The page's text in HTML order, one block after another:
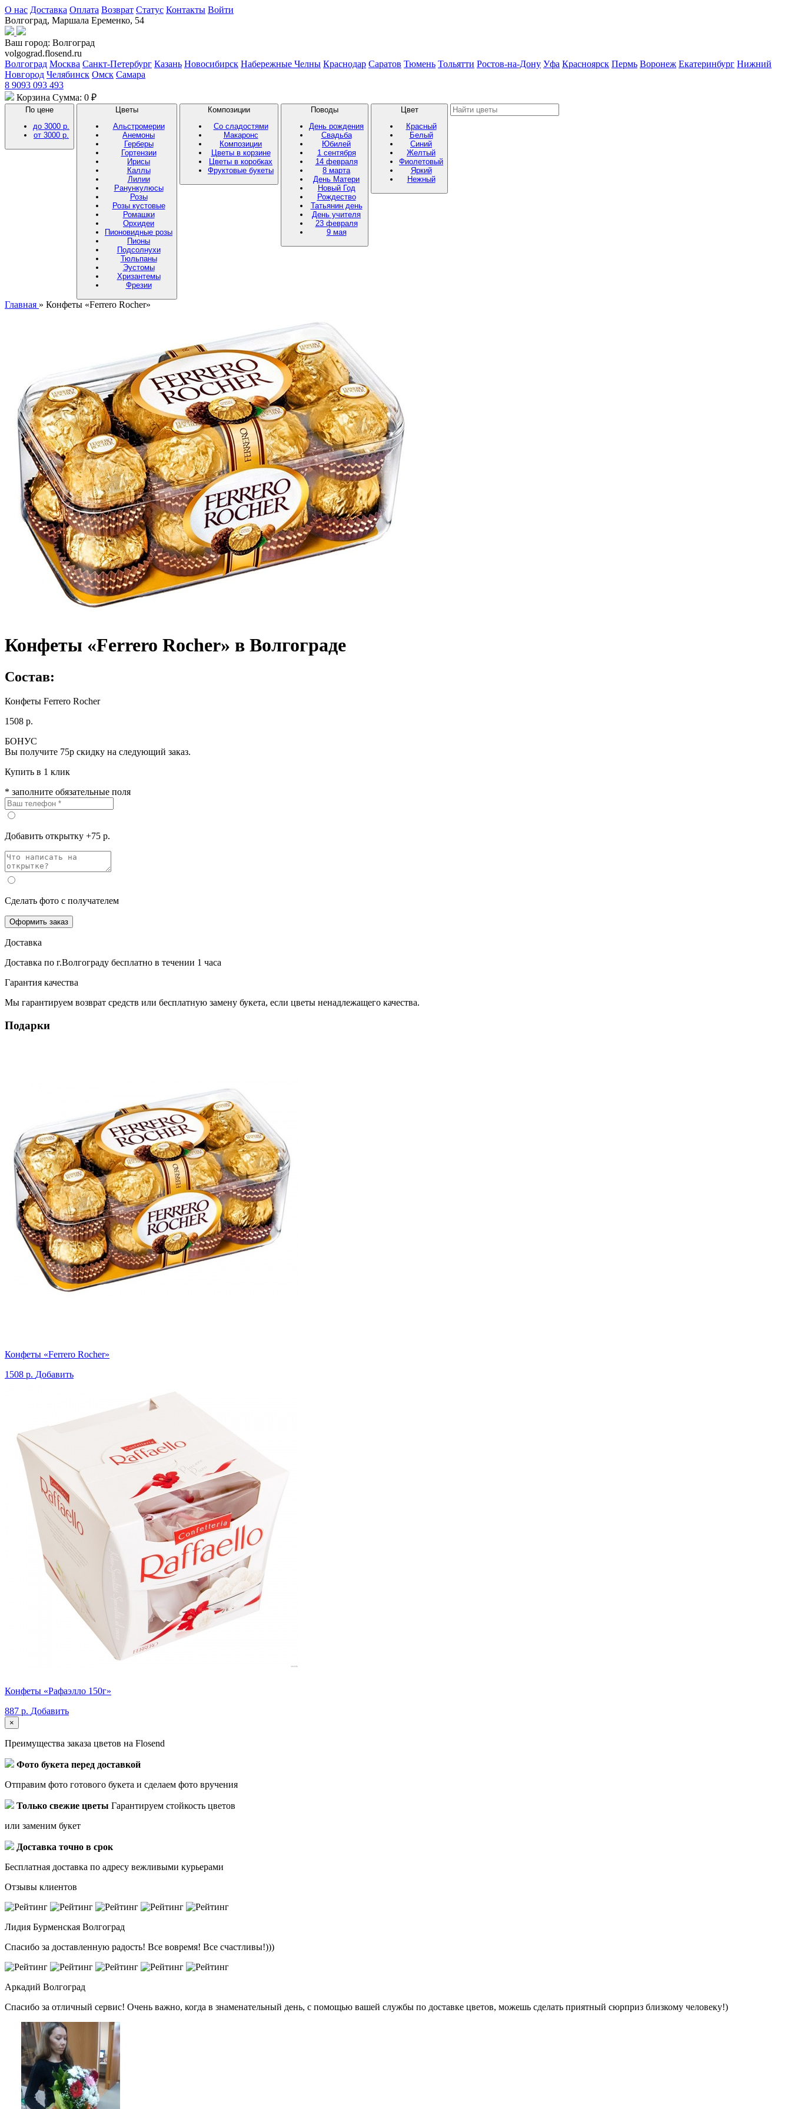
О нас Доставка Оплата Возврат Статус Контакты Войти
Волгоград, Маршала Еременко, 54
Ваш город: Волгоград
volgograd.flosend.ru
Волгоград Москва Санкт-Петербург Казань Новосибирск Набережные Челны Краснодар Саратов Тюмень Тольятти Ростов-на-Дону Уфа Красноярск Пермь Воронеж Екатеринбург Нижний
Новгород Челябинск Омск Самара
8 9093 093 493
Корзина Сумма: 0 ₽
По цене
до 3000 р.
от 3000 р.
Цветы
Альстромерии
Анемоны
Герберы
Гортензии
Ирисы
Каллы
Лилии
Ранункулюсы
Розы
Розы кустовые
Ромашки
Орхидеи
Пионовидные розы
Пионы
Подсолнухи
Тюльпаны
Эустомы
Хризантемы
Фрезии
Композиции
Со сладостями
Макаронс
Композиции
Цветы в корзине
Цветы в коробках
Фруктовые букеты
Поводы
День рождения
Свадьба
Юбилей
1 сентября
14 февраля
8 марта
День Матери
Новый Год
Рождество
Татьянин день
День учителя
23 февраля
9 мая
Цвет
Красный
Белый
Синий
Желтый
Фиолетовый
Яркий
Нежный
Главная » Конфеты «Ferrero Rocher»
Конфеты «Ferrero Rocher» в Волгограде
Состав:
Конфеты Ferrero Rocher
1508 р.
БОНУС
Вы получите 75р скидку на следующий заказ.
Купить в 1 клик
* заполните обязательные поля
Добавить открытку +75 р.
Сделать фото с получателем
Оформить заказ
Доставка
Доставка по г.Волгограду бесплатно в течении 1 часа
Гарантия качества
Мы гарантируем возврат средств или бесплатную замену букета, если цветы ненадлежащего качества.
Подарки
Конфеты «Ferrero Rocher»
1508 р. Добавить
Конфеты «Рафаэлло 150г»
887 р. Добавить
×
Преимущества заказа цветов на Flosend
Фото букета перед доставкой
Отправим фото готового букета и сделаем фото вручения
Только свежие цветы Гарантируем стойкость цветов
или заменим букет
Доставка точно в срок
Бесплатная доставка по адресу вежливыми курьерами
Отзывы клиентов
Лидия Бурменская Волгоград
Спасибо за доставленную радость! Все вовремя! Все счастливы!)))
Аркадий Волгоград
Спасибо за отличный сервис! Очень важно, когда в знаменательный день, с помощью вашей службы по доставке цветов, можешь сделать приятный сюрприз близкому человеку!)